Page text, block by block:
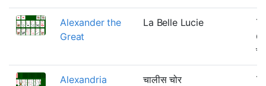
Alexander the
Great
La Belle Lucie
Alexandria चालीस चोर